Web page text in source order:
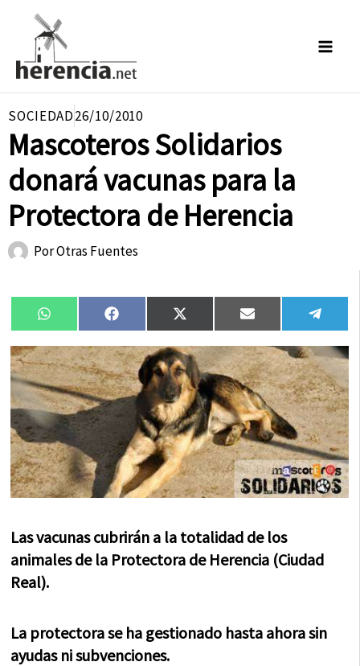
contenido
SOCIEDAD26/10/2010
Mascoteros Solidarios
donará vacunas para la
Protectora de Herencia
PorOtras Fuentes
Compartir
en
WhatsAppCompartir
en
FacebookCompartir
en
X
(Twitter)
Compartir
en
Email
en
Las vacunas cubrirán a la totalidad de los
animales de la Protectora de Herencia (Ciudad
Real).
La protectora se ha gestionado hasta ahora sin
ayudas ni subvenciones.